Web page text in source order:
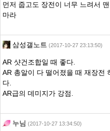
먼저 줍고도 장전이 너무 느려서
마라
삼성갤노트 (2017-10-27 23:13:50)
AR 샷건조합일 때 좋다.
AR 총알이 다 떨어졌을 때 재장전
다.
AR급의 데미지가 강점.
누님 (2017-10-27 13:34:50)